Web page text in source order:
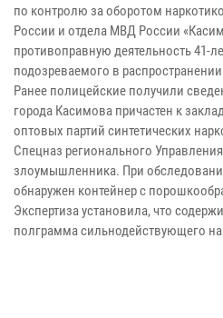
по контролю за оборотом
России и отдела МВД России
противоправную деятельность 41-
подозреваемого в
Ранее полицейские получили
города Касимова причастен к
оптовых партий синтетических
Спецназ регионального
злоумышленника. При
обнаружен контейнер с
Экспертиза установила, что
полграмма сильнодействующего